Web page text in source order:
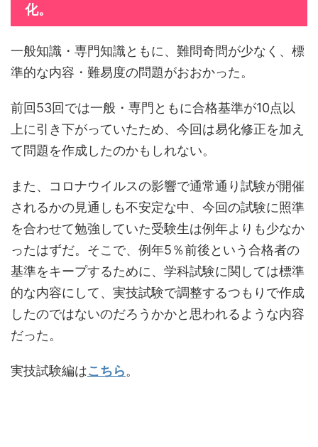
化。
一般知識・専門知識ともに、難問奇問が少なく、標
準的な内容・難易度の問題がおおかった。
前回53回では一般・専門ともに合格基準が10点以
上に引き下がっていたため、今回は易化修正を加え
て問題を作成したのかもしれない。
また、コロナウイルスの影響で通常通り試験が開催
されるかの見通しも不安定な中、今回の試験に照準
を合わせて勉強していた受験生は例年よりも少なか
ったはずだ。そこで、例年5％前後という合格者の
基準をキープするために、学科試験に関しては標準
的な内容にして、実技試験で調整するつもりで作成
したのではないのだろうかかと思われるような内容
だった。
実技試験編はこちら。